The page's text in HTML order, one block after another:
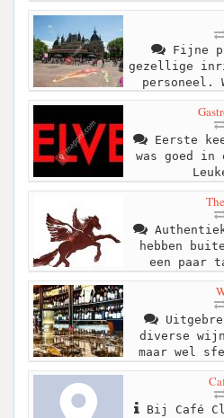
Fijne
gezellige
personeel.
Eerste
was goed in
hebben
een paar
diverse
maar wel
Bij Café